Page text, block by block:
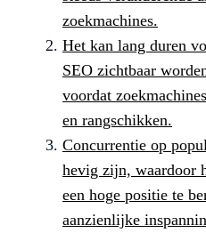
zoekmachines.
Het kan lang duren
SEO zichtbaar
voordat
en rangschikken.
Concurrentie op
hevig zijn, waardoor
een hoge positie te
aanzienlijke